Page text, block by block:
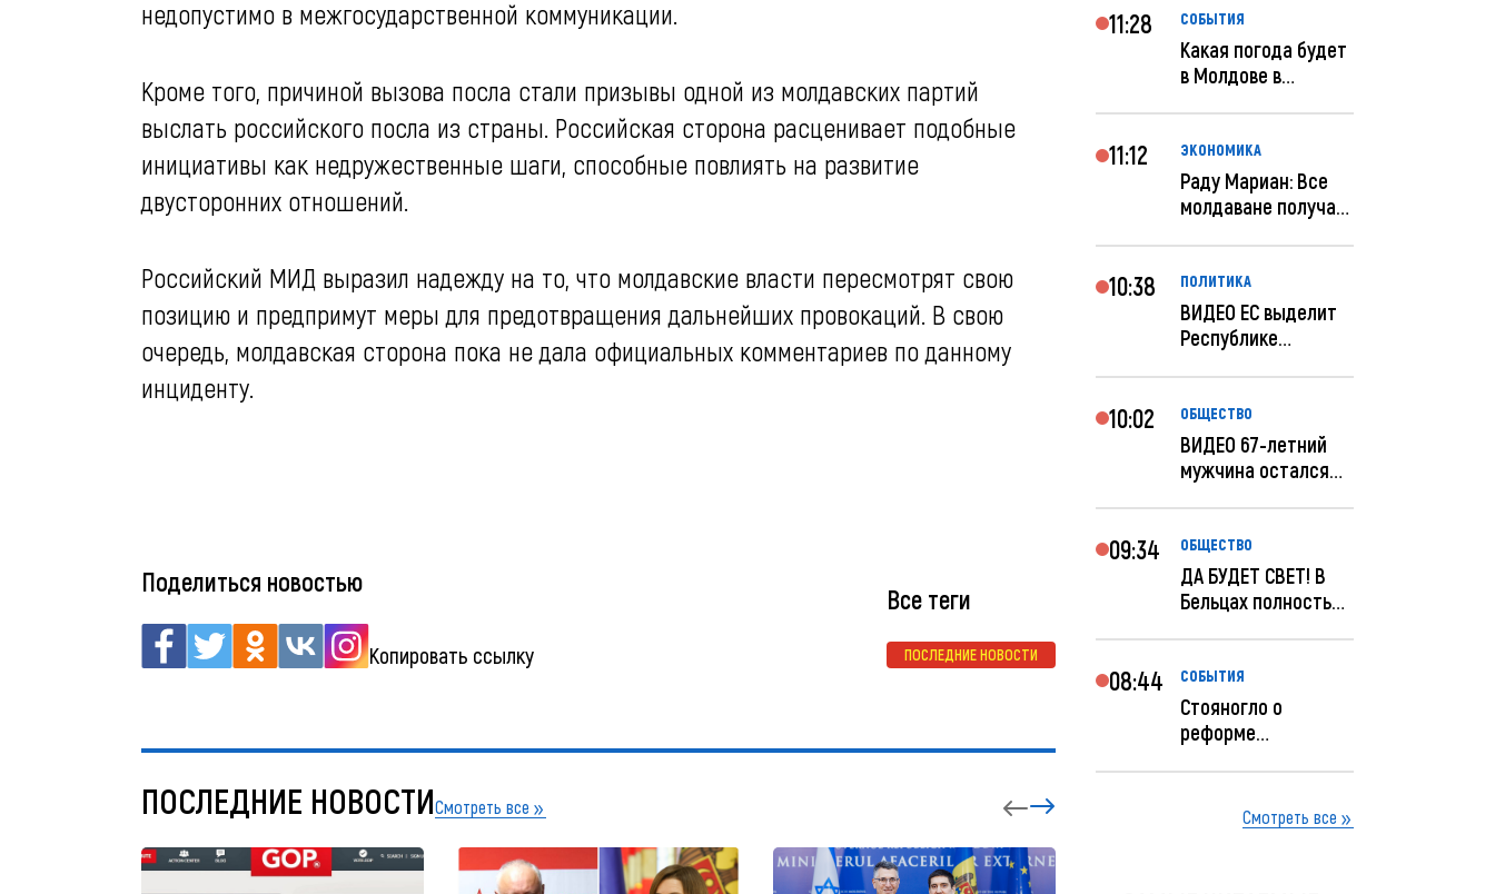
недопустимо в межгосударственной коммуникации.
Кроме того, причиной вызова посла стали призывы одной из молдавских партий
выслать российского посла из страны. Российская сторона расценивает подобные
инициативы как недружественные шаги, способные повлиять на развитие
двусторонних отношений.
Российский МИД выразил надежду на то, что молдавские власти пересмотрят свою
позицию и предпримут меры для предотвращения дальнейших провокаций. В свою
очередь, молдавская сторона пока не дала официальных комментариев по данному
инциденту.
Поделиться новостью
Копировать ссылку
Все теги
ПОСЛЕДНИЕ НОВОСТИ
ПОСЛЕДНИЕ НОВОСТИСмотреть все
ар...
11:28 СОБЫТИЯ
Какая погода будет
в Молдове в
11:12 ЭКОНОМИКА
Раду Мариан: Все
молдаване получат
10:38 ПОЛИТИКА
ВИДЕО ЕС выделит
Республике
10:02 ОБЩЕСТВО
ВИДЕО 67-летний
мужчина остался
09:34 ОБЩЕСТВО
ДА БУДЕТ СВЕТ! В
Бельцах полностью
08:44 СОБЫТИЯ
Стояногло о
реформе
реформир...Смотреть все